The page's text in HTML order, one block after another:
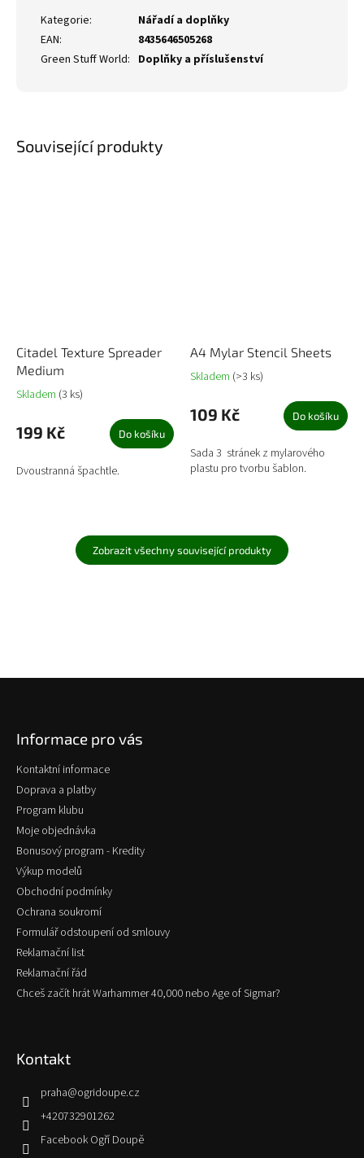
Související produkty
Citadel Texture Spreader
Medium
Skladem (3 ks)
199 Kč Do košíku
Dvoustranná špachtle.
A4 Mylar Stencil Sheets
Skladem (>3 ks)
109 Kč Do košíku
Sada 3 stránek z mylarového
plastu pro tvorbu šablon.
Zobrazit všechny související produkty
Kategorie:
Nářadí a doplňky
EAN:
8435646505268
Green Stuff World: Doplňky a příslušenství
Informace pro vás
Kontaktní informace
Doprava a platby
Program klubu
Moje objednávka
Bonusový program - Kredity
Výkup modelů
Obchodní podmínky
Ochrana soukromí
Formulář odstoupení od smlouvy
Reklamační list
Reklamační řád
Chceš začít hrát Warhammer 40,000 nebo Age of Sigmar?
Kontakt
praha@ogridoupe.cz
+420732901262
Facebook Ogří Doupě